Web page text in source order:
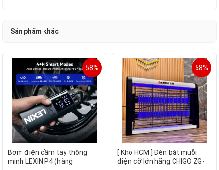
Sản phẩm khác
58%
Bơm điện cầm tay thông
minh LEXIN P4 (hàng
58%
[ Kho HCM ] Đèn bắt muỗi
điện cỡ lớn hãng CHIGO ZG-